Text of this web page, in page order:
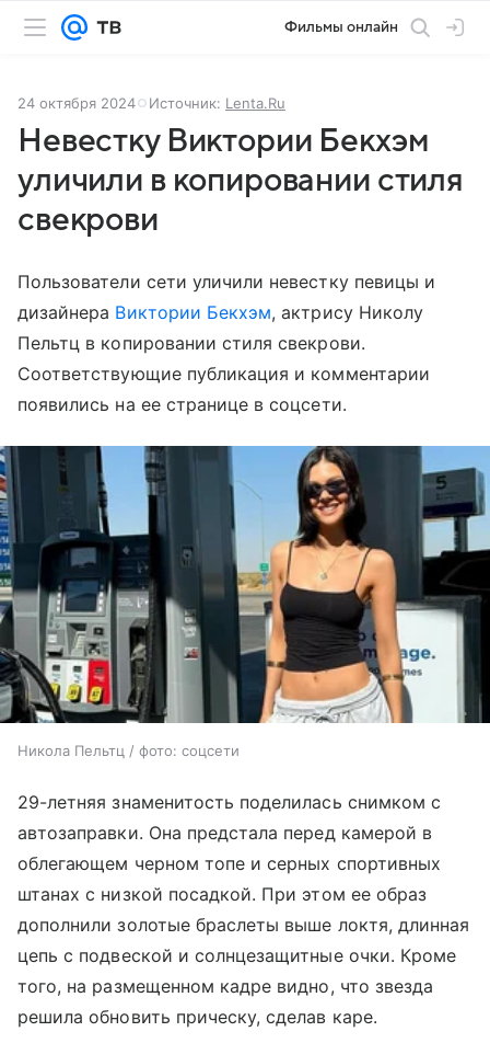
Фильмы онлайн
24 октября 2024 Источник: Lenta.Ru
Невестку Виктории Бекхэм
уличили в копировании стиля
свекрови
Пользователи сети уличили невестку певицы и
дизайнера Виктории Бекхэм, актрису Николу
Пельтц в копировании стиля свекрови.
Соответствующие публикация и комментарии
появились на ее странице в соцсети.
Никола Пельтц / фото: соцсети
29-летняя знаменитость поделилась снимком с
автозаправки. Она предстала перед камерой в
облегающем черном топе и серных спортивных
штанах с низкой посадкой. При этом ее образ
дополнили золотые браслеты выше локтя, длинная
цепь с подвеской и солнцезащитные очки. Кроме
того, на размещенном кадре видно, что звезда
решила обновить прическу, сделав каре.